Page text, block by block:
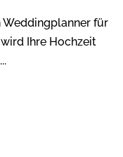
Weddingplanner für
Ihre Hochzeit